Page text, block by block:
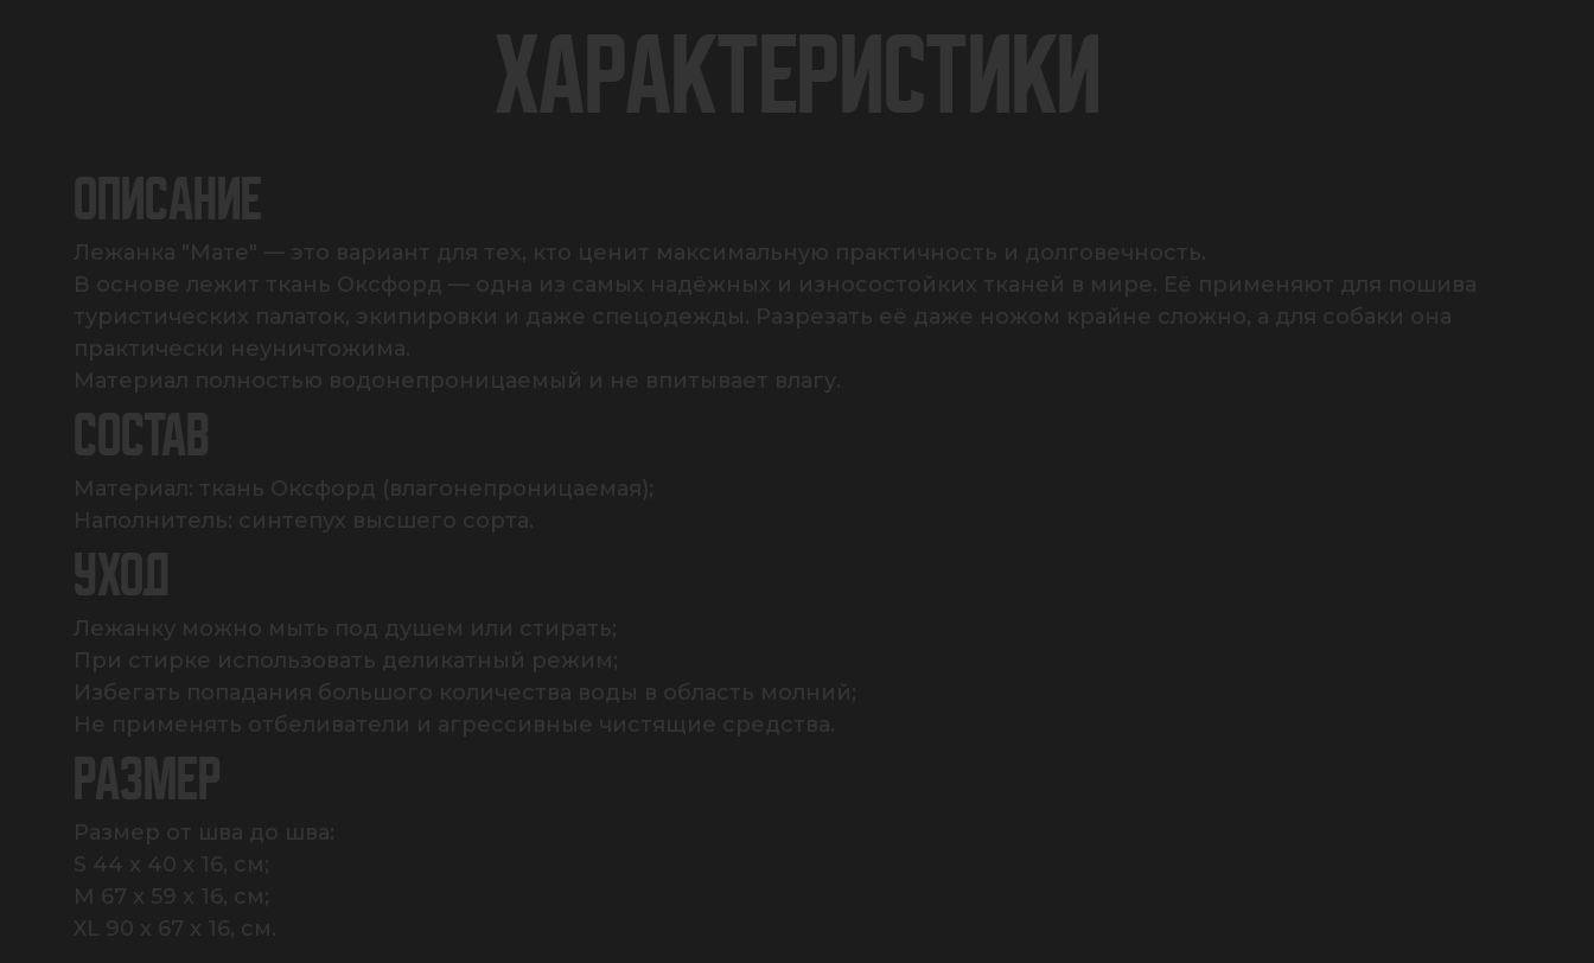
ХАРАКТЕРИСТИКИ
ОПИСАНИЕ
Лежанка "Мате" — это вариант для тех, кто ценит максимальную практичность и долговечность.
В основе лежит ткань Оксфорд — одна из самых надёжных и износостойких тканей в мире. Её применяют для пошива
туристических палаток, экипировки и даже спецодежды. Разрезать её даже ножом крайне сложно, а для собаки она
практически неуничтожима.
Материал полностью водонепроницаемый и не впитывает влагу.
СОСТАВ
Материал: ткань Оксфорд (влагонепроницаемая);
Наполнитель: синтепух высшего сорта.
УХОД
Лежанку можно мыть под душем или стирать;
При стирке использовать деликатный режим;
Избегать попадания большого количества воды в область молний;
Не применять отбеливатели и агрессивные чистящие средства.
РАЗМЕР
Размер от шва до шва:
S 44 x 40 x 16, см;
M 67 x 59 x 16, см;
XL 90 x 67 x 16, см.